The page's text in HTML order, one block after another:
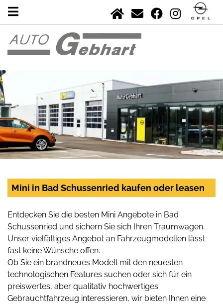
Mini in Bad Schussenried kaufen oder leasen
Entdecken Sie die besten Mini Angebote in Bad
Schussenried und sichern Sie sich Ihren Traumwagen.
Unser vielfältiges Angebot an Fahrzeugmodellen lässt
fast keine Wünsche offen.
Ob Sie ein brandneues Modell mit den neuesten
technologischen Features suchen oder sich für ein
preiswertes, aber qualitativ hochwertiges
Gebrauchtfahrzeug interessieren, wir bieten Ihnen eine